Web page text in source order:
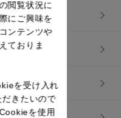
閲覧状況に
にご興味を
ンテンツや
ておりま
を受け入れ
だきたいので
を使用